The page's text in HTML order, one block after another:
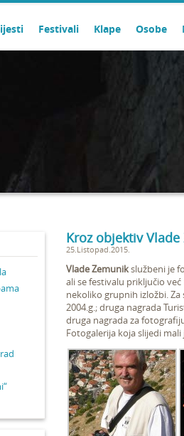
Festivali Klape Osobe
Kroz objektiv
25.Listopad.2015.
Vlade Zemunikslužbeni je
ali se festivalu priključio
nekoliko grupnih izložbi. Za
2004.g.; druga nagrada
druga nagrada za
Fotogalerija koja slijedi